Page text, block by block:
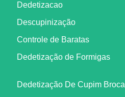
Dedetizacao
Descupinização
Controle de Baratas
Dedetização de Formigas
Dedetização De Cupim Broca